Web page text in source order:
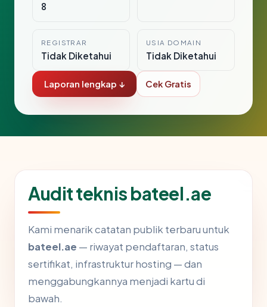
8
REGISTRAR
Tidak Diketahui
USIA DOMAIN
Tidak Diketahui
Laporan lengkap ↓ Cek Gratis
Audit teknis bateel.ae
Kami menarik catatan publik terbaru untuk
bateel.ae — riwayat pendaftaran, status
sertifikat, infrastruktur hosting — dan
menggabungkannya menjadi kartu di
bawah.